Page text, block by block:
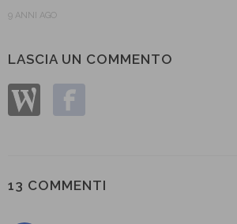
9 ANNI AGO
LASCIA UN COMMENTO
13 COMMENTI